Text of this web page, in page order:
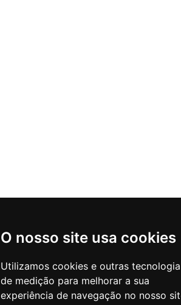
O nosso site usa cookies
Utilizamos cookies e outras
de medição para melhorar a sua
experiência de navegação no nosso